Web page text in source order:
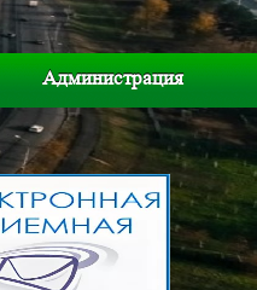
Администрация